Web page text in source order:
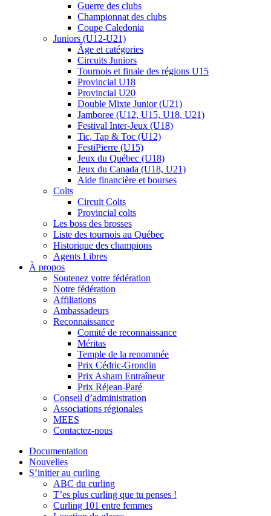
Guerre des clubs
Championnat des clubs
Coupe Caledonia
Juniors (U12-U21)
Âge et catégories
Circuits Juniors
Tournois et finale des régions U15
Provincial U18
Provincial U20
Double Mixte Junior (U21)
Jamboree (U12, U15, U18, U21)
Festival Inter-Jeux (U18)
Tic, Tap & Toc (U12)
FestiPierre (U15)
Jeux du Québec (U18)
Jeux du Canada (U18, U21)
Aide financière et bourses
Colts
Circuit Colts
Provincial colts
Les boss des brosses
Liste des tournois au Québec
Historique des champions
Agents Libres
À propos
Soutenez votre fédération
Notre fédération
Affiliations
Ambassadeurs
Reconnaissance
Comité de reconnaissance
Méritas
Temple de la renommée
Prix Cédric-Grondin
Prix Asham Entraîneur
Prix Réjean-Paré
Conseil d’administration
Associations régionales
MEES
Contactez-nous
Documentation
Nouvelles
S’initier au curling
ABC du curling
T’es plus curling que tu penses !
Curling 101 entre femmes